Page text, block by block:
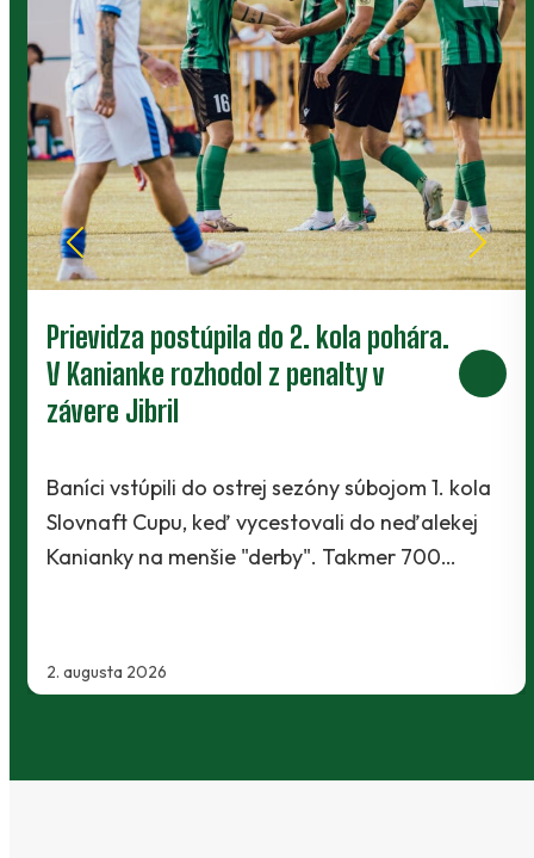
Prievidza postúpila do 2. kola pohára.
V Kanianke rozhodol z penalty v
závere Jibril
2. augusta 2026
Baníci vstúpili do ostrej sezóny súbojom 1. kola
Slovnaft Cupu, keď vycestovali do neďalekej
Kanianky na menšie "derby". Takmer 700…